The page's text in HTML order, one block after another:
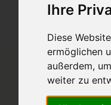
Ihre
Diese
ermöglichen
außerdem,
weiter zu
Startseite